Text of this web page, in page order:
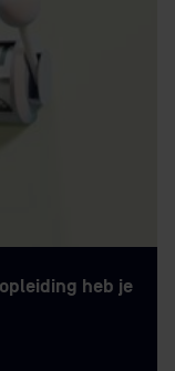
heb je